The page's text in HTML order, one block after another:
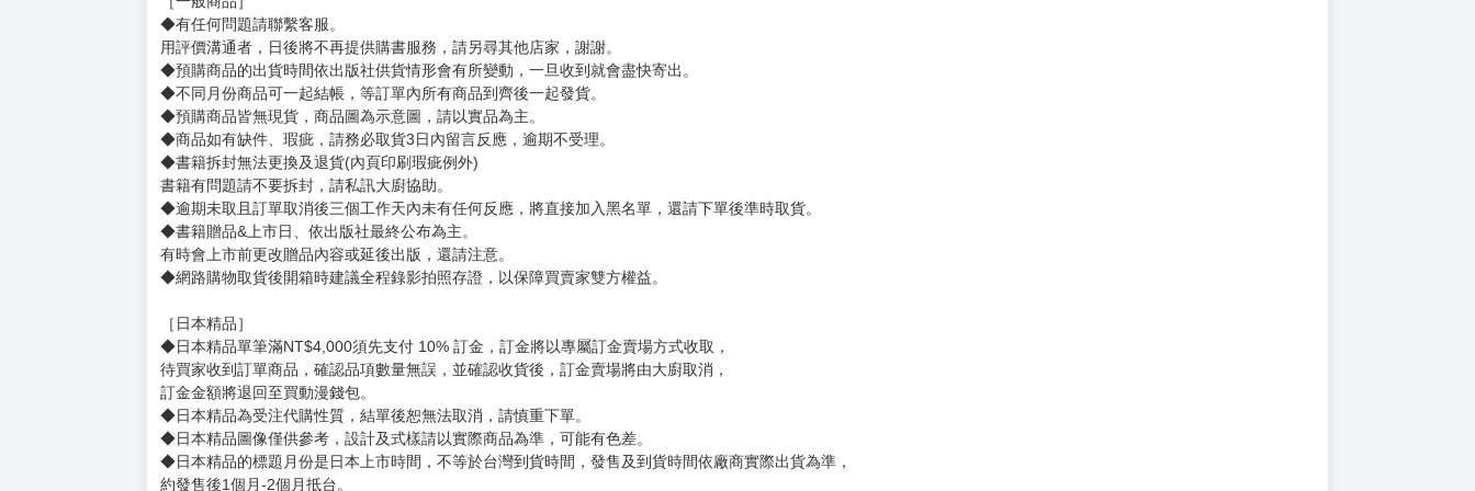
目前最偉大的願望，是努力增加荷包的飽和度，以便出國增長見識。（←確定不是玩樂兼敗家？）
最想對大家說的話是：歡迎光臨奇幻世界，請把書買回家吧！（笑）
銀千羽-伊人難為 www.facebook.com/ynnovel
賣場規則
【下標前，請詳閱以下事項，完全同意才請下標，下標後視同完全同意】
［一般商品］
◆有任何問題請聯繫客服。
用評價溝通者，日後將不再提供購書服務，請另尋其他店家，謝謝。
◆不同月份商品可一起結帳，等訂單內所有商品到齊後一起發貨。
◆預購商品皆無現貨，商品圖為示意圖，請以實品為主。
◆商品如有缺件、瑕疵，請務必取貨3日內留言反應，逾期不受理。
◆書籍拆封無法更換及退貨(內頁印刷瑕疵例外)
書籍有問題請不要拆封，請私訊大廚協助。
◆逾期未取且訂單取消後三個工作天內未有任何反應，將直接加入黑名單，還請下單後準時取貨。
◆書籍贈品&上市日、依出版社最終公布為主。
有時會上市前更改贈品內容或延後出版，還請注意。